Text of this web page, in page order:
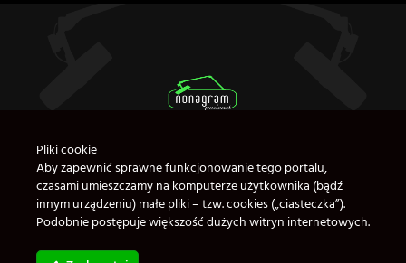
Pliki cookie
Aby zapewnić sprawne funkcjonowanie tego portalu,
czasami umieszczamy na komputerze użytkownika (bądź
innym urządzeniu) małe pliki – tzw. cookies („ciasteczka”).
Podobnie postępuje większość dużych witryn internetowych.